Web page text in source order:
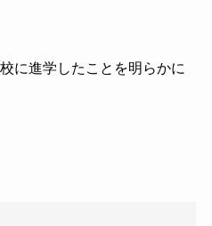
に進学したことを明らかに